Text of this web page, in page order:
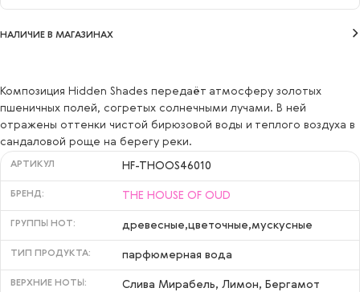
75 мл
НАЛИЧИЕ В МАГАЗИНАХ
Композиция Hidden Shades передаёт атмосферу золотых
пшеничных полей, согретых солнечными лучами. В ней
отражены оттенки чистой бирюзовой воды и теплого воздуха в
сандаловой роще на берегу реки.
АРТИКУЛ HF-THOOS46010
БРЕНД: THE HOUSE OF OUD
ГРУППЫ НОТ: древесные,цветочные,мускусные
ТИП ПРОДУКТА: парфюмерная вода
ВЕРХНИЕ НОТЫ: Слива Мирабель, Лимон, Бергамот